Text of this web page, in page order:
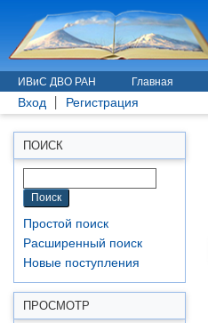
ИВиС ДВО РАН Главная
Вход Регистрация
ПОИСК
Простой поиск
Расширенный поиск
Новые поступления
ПРОСМОТР